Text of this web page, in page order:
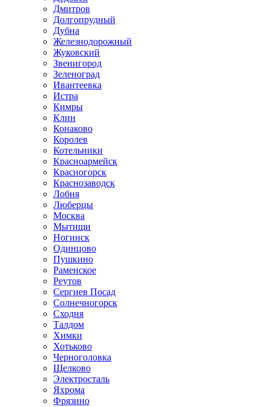
Дмитров
Долгопрудный
Дубна
Железнодорожный
Жуковский
Звенигород
Зеленоград
Ивантеевка
Истра
Кимры
Клин
Конаково
Королев
Котельники
Красноармейск
Красногорск
Краснозаводск
Лобня
Люберцы
Москва
Мытищи
Ногинск
Одинцово
Пушкино
Раменское
Реутов
Сергиев Посад
Солнечногорск
Сходня
Талдом
Химки
Хотьково
Черноголовка
Щелково
Электросталь
Яхрома
Фрязино